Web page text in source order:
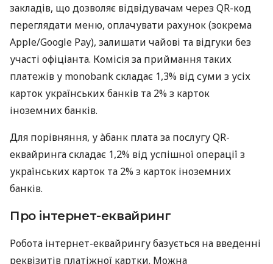
закладів, що дозволяє відвідувачам через QR-код
переглядати меню, оплачувати рахунок (зокрема
Apple/Google Pay), залишати чайові та відгуки без
участі офіціанта. Комісія за приймання таких
платежів у monobank складає 1,3% від суми з усіх
карток українських банків та 2% з карток
іноземних банків.
Для порівняння, у àбанк плата за послугу QR-
еквайринга складає 1,2% від успішної операції з
українських карток та 2% з карток іноземних
банків.
Про інтернет-еквайринг
Робота інтернет-еквайрингу базується на введенні
реквізитів платіжної картки. Можна